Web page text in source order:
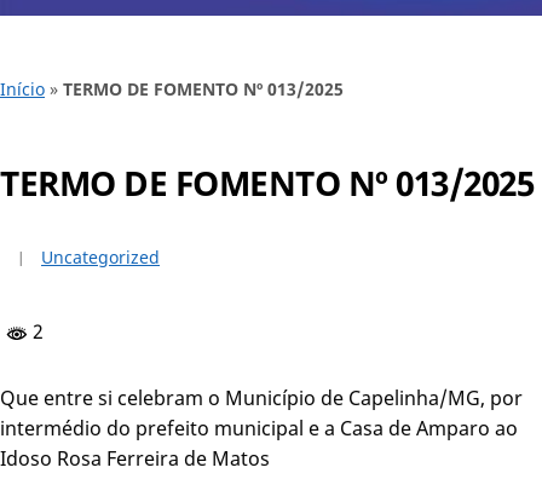
Início » TERMO DE FOMENTO Nº 013/2025
TERMO DE FOMENTO Nº 013/2025
Uncategorized
2
Que entre si celebram o Município de Capelinha/MG, por
intermédio do prefeito municipal e a Casa de Amparo ao
Idoso Rosa Ferreira de Matos